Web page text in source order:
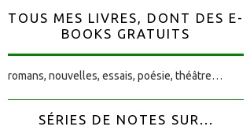
TOUS MES LIVRES, DONT DES E-
BOOKS GRATUITS
romans, nouvelles, essais, poésie, théâtre…
SÉRIES DE NOTES SUR...